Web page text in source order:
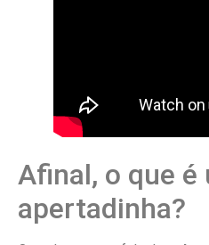
Afinal, o que é
apertadinha?